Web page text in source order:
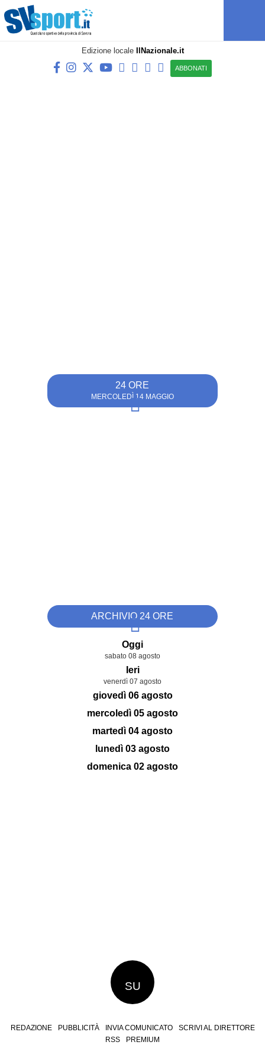
Edizione locale IlNazionale.it
ABBONATI
24 ORE
MERCOLEDÌ 14 MAGGIO
ARCHIVIO 24 ORE
Oggi
sabato 08 agosto
Ieri
venerdì 07 agosto
giovedì 06 agosto
mercoledì 05 agosto
martedì 04 agosto
lunedì 03 agosto
domenica 02 agosto
SU
REDAZIONE PUBBLICITÀ INVIA COMUNICATO
SCRIVI AL DIRETTORE
RSS
PREMIUM